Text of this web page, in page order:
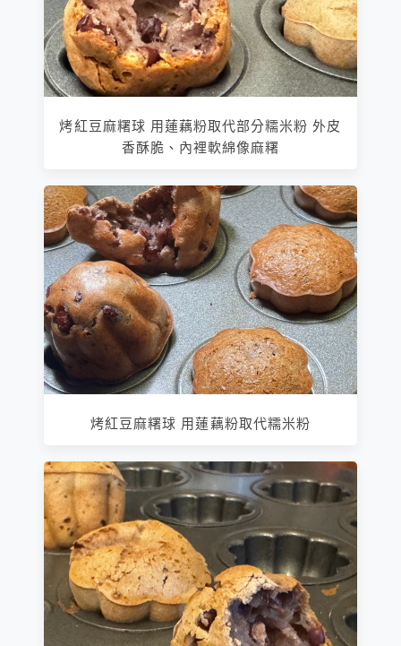
烤紅豆麻糬球 用蓮藕粉取代部分糯米粉 外皮
香酥脆、內裡軟綿像麻糬
烤紅豆麻糬球 用蓮藕粉取代糯米粉